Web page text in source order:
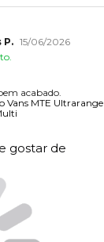
P. 15/06/2026
acabado.
Vans MTE Ultrarange
gostar de